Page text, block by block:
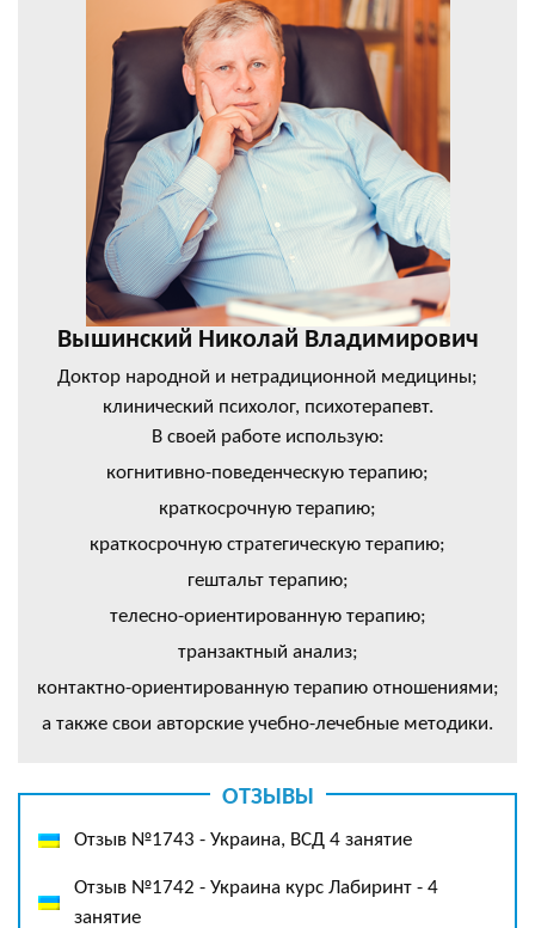
Вышинский Николай Владимирович
Доктор народной и нетрадиционной медицины;
клинический психолог, психотерапевт.
В своей работе использую:
когнитивно-поведенческую терапию;
краткосрочную терапию;
краткосрочную стратегическую терапию;
гештальт терапию;
телесно-ориентированную терапию;
транзактный анализ;
контактно-ориентированную терапию отношениями;
а также свои авторские учебно-лечебные методики.
ОТЗЫВЫ
Отзыв №1743 - Украина, ВСД 4 занятие
Отзыв №1742 - Украина курс Лабиринт - 4
занятие